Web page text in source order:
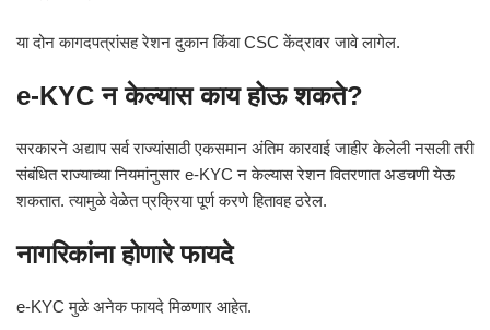
या दोन कागदपत्रांसह रेशन दुकान किंवा CSC केंद्रावर जावे लागेल.
e-KYC न केल्यास काय होऊ शकते?
सरकारने अद्याप सर्व राज्यांसाठी एकसमान अंतिम कारवाई जाहीर केलेली नसली तरी
संबंधित राज्याच्या नियमांनुसार e-KYC न केल्यास रेशन वितरणात अडचणी येऊ
शकतात. त्यामुळे वेळेत प्रक्रिया पूर्ण करणे हितावह ठरेल.
नागरिकांना होणारे फायदे
e-KYC मुळे अनेक फायदे मिळणार आहेत.